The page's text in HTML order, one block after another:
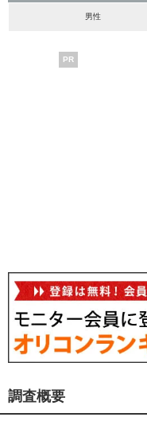
男性
PR
調査概要